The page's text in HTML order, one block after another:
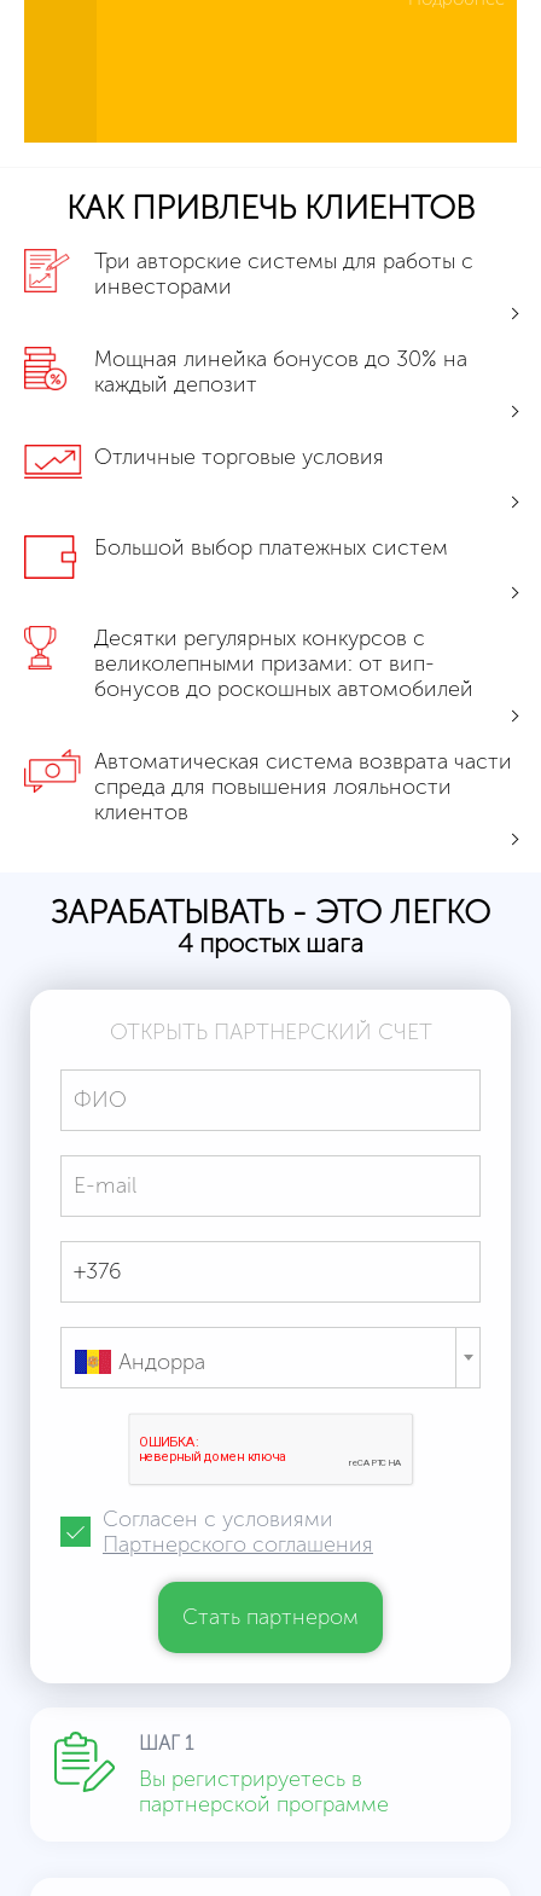
КАК ПРИВЛЕЧЬ КЛИЕНТОВ
Три авторские системы для работы с
инвесторами
Мощная линейка бонусов до 30% на
каждый депозит
Отличные торговые условия
Большой выбор платежных систем
Десятки регулярных конкурсов с
великолепными призами: от вип-
бонусов до роскошных автомобилей
Автоматическая система возврата части
спреда для повышения лояльности
клиентов
ЗАРАБАТЫВАТЬ - ЭТО ЛЕГКО
4 простых шага
ШАГ 1
Вы регистрируетесь в
партнерской программе
ОТКРЫТЬ ПАРТНЕРСКИЙ СЧЕТ
Андорра
Согласен с условиями
Партнерского соглашения
Стать партнером